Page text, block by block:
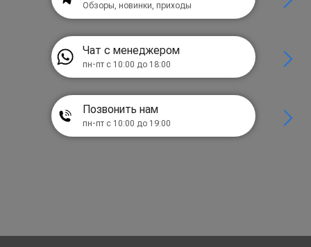
Обзоры, новинки, приходы
Чат с менеджером
пн-пт с 10:00 до 18:00
Позвонить нам
пн-пт с 10:00 до 19:00